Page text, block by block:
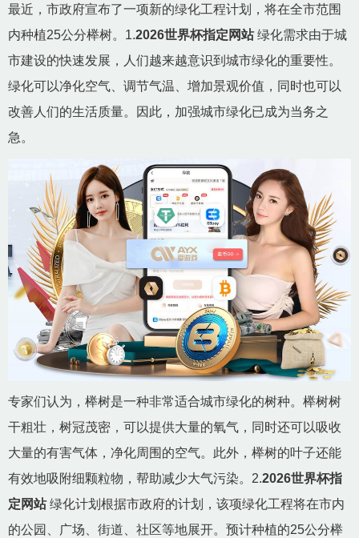
最近，市政府宣布了一项新的绿化工程计划，将在全市范围
内种植25公分榉树。1.2026世界杯指定网站绿化需求由于城
市建设的快速发展，人们越来越意识到城市绿化的重要性。
绿化可以净化空气、调节气温、增加景观价值，同时也可以
改善人们的生活质量。因此，加强城市绿化已成为当务之
急。
专家们认为，榉树是一种非常适合城市绿化的树种。榉树树
干粗壮，树冠茂密，可以提供大量的氧气，同时还可以吸收
大量的有害气体，净化周围的空气。此外，榉树的叶子还能
有效地吸附细颗粒物，帮助减少大气污染。2.2026世界杯指
定网站绿化计划根据市政府的计划，该项绿化工程将在市内
的公园、广场、街道、社区等地展开。预计种植的25公分榉